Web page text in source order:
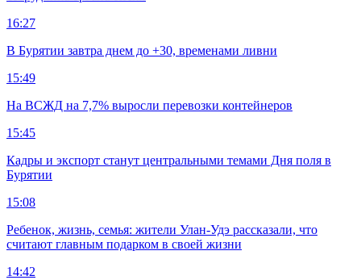
16:27
В Бурятии завтра днем до +30, временами ливни
15:49
На ВСЖД на 7,7% выросли перевозки контейнеров
15:45
Кадры и экспорт станут центральными темами Дня поля в
Бурятии
15:08
Ребенок, жизнь, семья: жители Улан-Удэ рассказали, что
считают главным подарком в своей жизни
14:42